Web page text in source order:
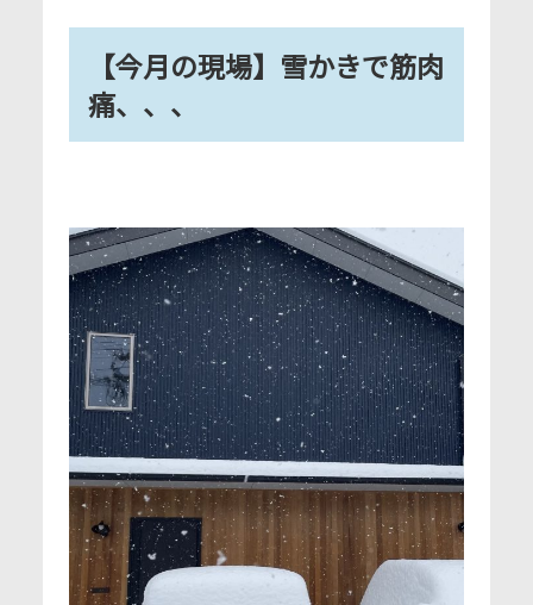
【今月の現場】雪かきで筋肉
痛、、、